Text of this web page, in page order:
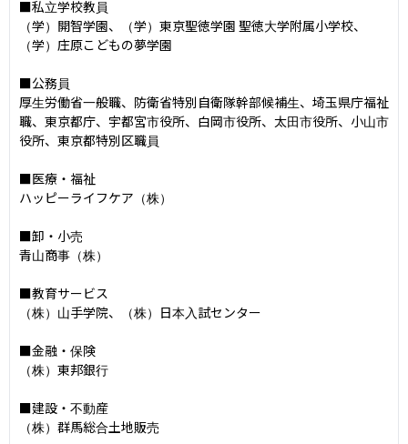
■私立学校教員
（学）開智学園、（学）東京聖徳学園 聖徳大学附属小学校、
（学）庄原こどもの夢学園
■公務員
厚生労働省一般職、防衛省特別自衛隊幹部候補生、埼玉県庁福祉
職、東京都庁、宇都宮市役所、白岡市役所、太田市役所、小山市
役所、東京都特別区職員
■医療・福祉
ハッピーライフケア（株）
■卸・小売
青山商事（株）
■教育サービス
（株）山手学院、（株）日本入試センター
■金融・保険
（株）東邦銀行
■建設・不動産
（株）群馬総合土地販売